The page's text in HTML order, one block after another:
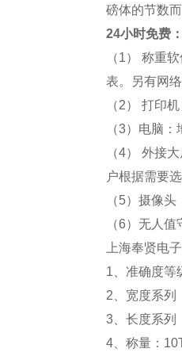
磅体的节数
24小时免费
（1） 称重
表。另有网
（2） 打印
（3）电脑
（4） 外接
户根据需要
（5）摄像
（6）无人
上海奉贤电
1、准确度等
2、宽度系列
3、长度系列
4、称量：